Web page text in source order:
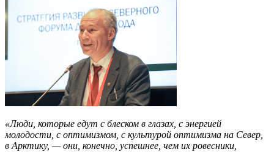
«Люди, которые едут с блеском в глазах, с энергией
молодости, с оптимизмом, с культурой оптимизма на Север,
в Арктику, — они, конечно, успешнее, чем их ровесники,